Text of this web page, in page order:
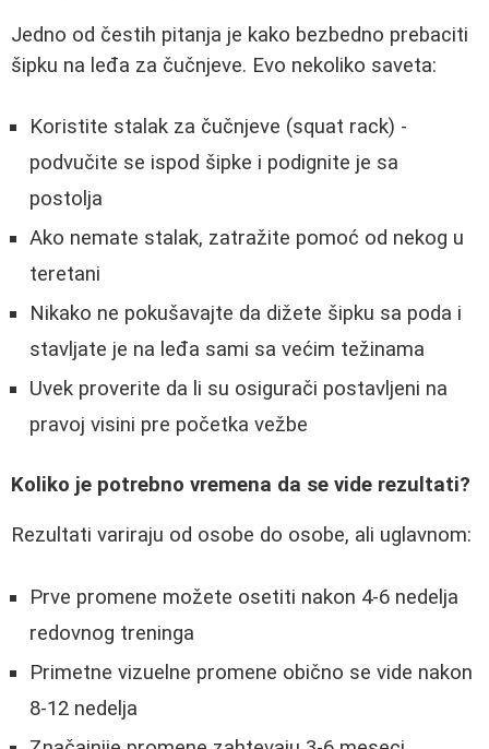
Jedno od čestih pitanja je kako bezbedno prebaciti
šipku na leđa za čučnjeve. Evo nekoliko saveta:
Koristite stalak za čučnjeve (squat rack) -
podvučite se ispod šipke i podignite je sa
postolja
Ako nemate stalak, zatražite pomoć od nekog u
teretani
Nikako ne pokušavajte da dižete šipku sa poda i
stavljate je na leđa sami sa većim težinama
Uvek proverite da li su osigurači postavljeni na
pravoj visini pre početka vežbe
Koliko je potrebno vremena da se vide rezultati?
Rezultati variraju od osobe do osobe, ali uglavnom:
Prve promene možete osetiti nakon 4-6 nedelja
redovnog treninga
Primetne vizuelne promene obično se vide nakon
8-12 nedelja